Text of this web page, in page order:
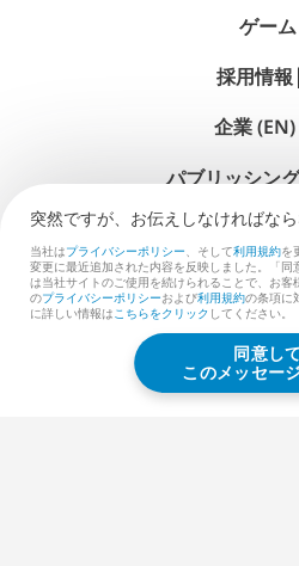
ゲーム
採用情報
企業 (EN)
パブリッシン
サポー
お問い合わ
G5
© 2026 G5
突然ですが、お伝えしなければな⁠
当社はプライバシーポリシー、そして利用規約を
変更に最近追加された内容を反映しました。「
は当社サイトのご使用を続けられることで、お
のプライバシーポリシーおよび利用規約の条項に
に詳しい情報はこちらをクリック してください。
同意して
このメッセー